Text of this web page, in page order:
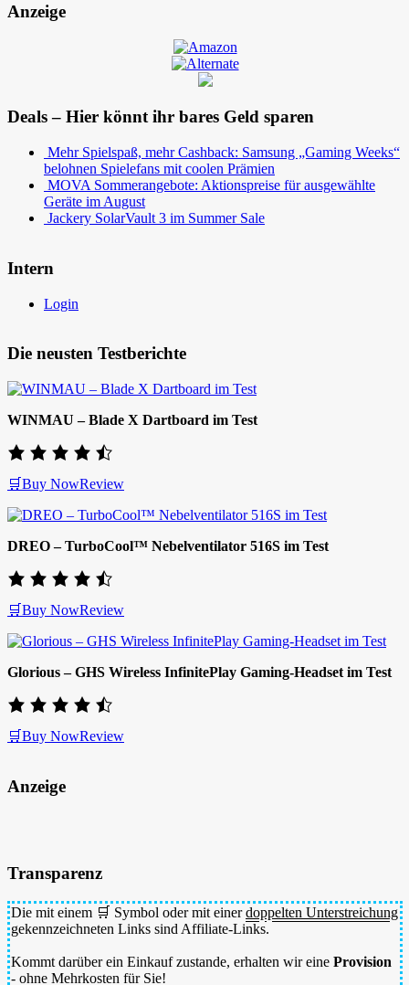
Anzeige
Deals – Hier könnt ihr bares Geld sparen
Mehr Spielspaß, mehr Cashback: Samsung „Gaming Weeks“
belohnen Spielefans mit coolen Prämien
MOVA Sommerangebote: Aktionspreise für ausgewählte
Geräte im August
Jackery SolarVault 3 im Summer Sale
Intern
Login
Die neusten Testberichte
WINMAU – Blade X Dartboard im Test
🛒Buy NowReview
DREO – TurboCool™ Nebelventilator 516S im Test
🛒Buy NowReview
Glorious – GHS Wireless InfinitePlay Gaming-Headset im Test
🛒Buy NowReview
Anzeige
Transparenz
Die mit einem 🛒 Symbol oder mit einerdoppelten Unterstreichung
gekennzeichneten Links sind Affiliate-Links.
Kommt darüber ein Einkauf zustande, erhalten wir eine Provision
- ohne Mehrkosten für Sie!